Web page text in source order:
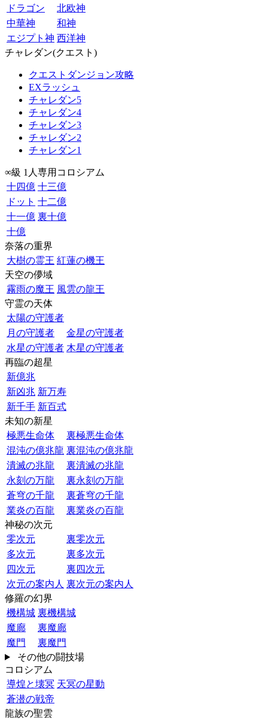
ドラゴン
北欧神
中華神
和神
エジプト神 西洋神
チャレダン(クエスト)
クエストダンジョン攻略
EXラッシュ
チャレダン5
チャレダン4
チャレダン3
チャレダン2
チャレダン1
∞級 1人専用コロシアム
十四億 十三億
ドット 十二億
十一億 裏十億
十億
奈落の重界
大樹の霊王 紅蓮の機王
天空の儚域
霧雨の魔王 風雲の龍王
守霊の天体
太陽の守護者
月の守護者
金星の守護者
水星の守護者 木星の守護者
再臨の超星
新億兆
新凶兆 新万寿
新千手 新百式
未知の新星
極悪生命体
裏極悪生命体
混沌の億兆龍 裏混沌の億兆龍
潰滅の兆龍
裏潰滅の兆龍
永刻の万龍
裏永刻の万龍
蒼穹の千龍
裏蒼穹の千龍
業炎の百龍
裏業炎の百龍
神秘の次元
零次元
裏零次元
多次元
裏多次元
四次元
裏四次元
次元の案内人 裏次元の案内人
修羅の幻界
機構城 裏機構城
魔廊
裏魔廊
魔門
裏魔門
その他の闘技場
コロシアム
導煌と壊冥 天冥の星動
蒼潜の戦帝
龍族の聖雲